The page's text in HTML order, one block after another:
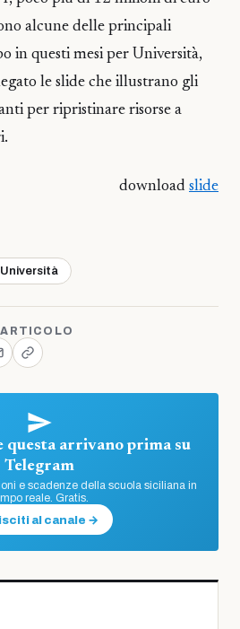
alcune delle principali
in questi mesi per Università,
le slide che illustrano gli
per ripristinare risorse a
download slide
questa arrivano prima su
Telegram
e scadenze della scuola siciliana in
reale. Gratis.
al canale →